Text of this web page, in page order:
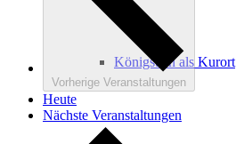
Königstein als Kurort
Vorherige Veranstaltungen
Heute
Nächste Veranstaltungen